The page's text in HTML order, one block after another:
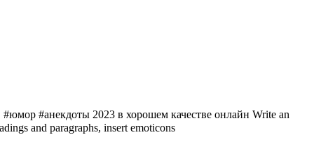
#анекдоты 2023 в хорошем качестве онлайн Write an
and paragraphs, insert emoticons